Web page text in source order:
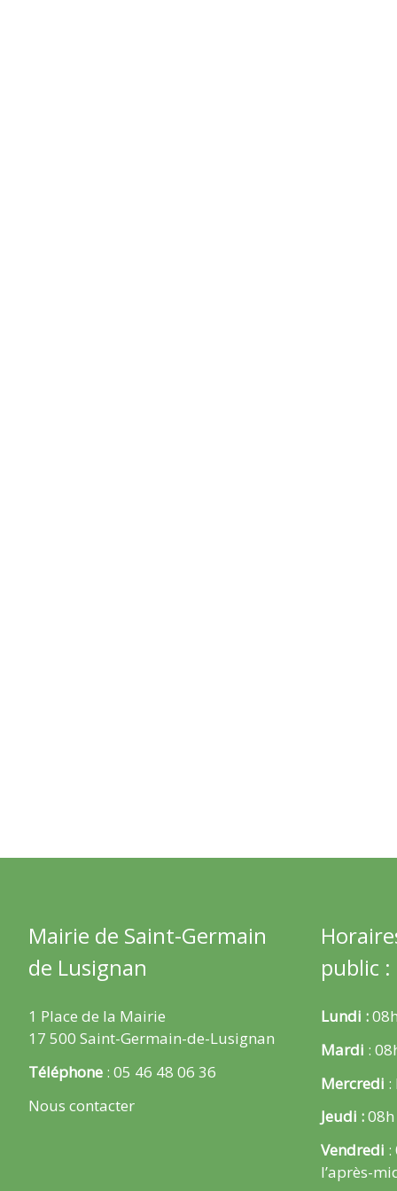
Mairie de Saint-Germain
de Lusignan
1 Place de la Mairie
17 500 Saint-Germain-de-Lusignan
Téléphone : 05 46 48 06 36
Nous contacter
public :
Lundi :
Mardi :
Mercredi :
Jeudi :
Vendredi :
l’après-